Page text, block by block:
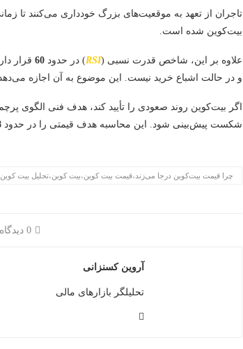
تاجران از تعهد به موقعیت‌های بزرگ خودداری می‌کنند تا
بیت‌کوین شده است.
علاوه بر این، شاخص قدرت نسبی (RSI) در حدود60 قرار
و در حالت اشباع خرید نیست. این موضوع به آن اجازه
اگر بیت‌کوین روند صعودی را تأیید کند، هدف فنی الگوی
شکست پیش‌بینی شود. این محاسبه هدف قیمتی را در حدود
چرا قیمت بیت‌کوین درجا می‌زند،قیمت بیت کوین،بیت کوین،تحلیل بیت
0 دیدگاه
آروین کسنزانی
تحلیلگر بازارهای مالی